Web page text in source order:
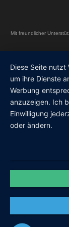
Mit freundlicher
Diese Seite nutzt
um ihre Dienste
Werbung
anzuzeigen. Ich
Einwilligung
oder ändern.